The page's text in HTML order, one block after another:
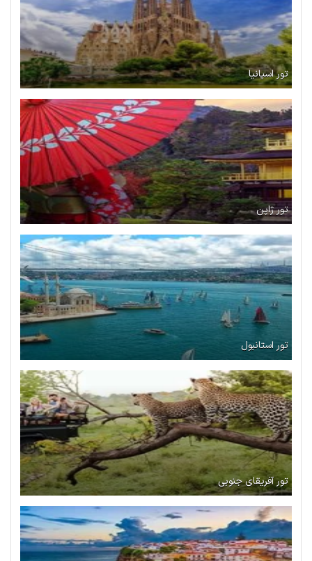
تور اسپانیا
تور ژاپن
تور استانبول
تور آفریقای جنوبی